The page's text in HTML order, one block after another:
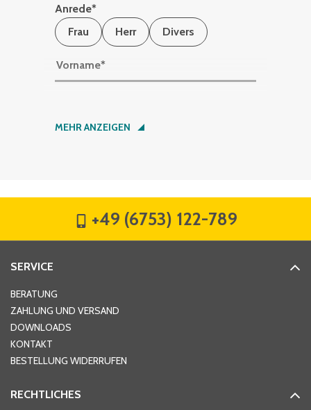
Anrede*
Frau
Herr Divers
Vorname*
Nachname*
Hausnummer
Ort*
MEHR ANZEIGEN
+49 (6753) 122-789
SERVICE
BERATUNG
ZAHLUNG UND VERSAND
DOWNLOADS
KONTAKT
BESTELLUNG WIDERRUFEN
RECHTLICHES